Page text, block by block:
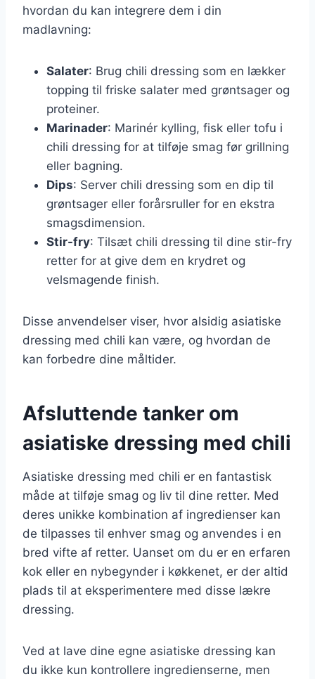
hvordan du kan integrere dem i din
madlavning:
Salater: Brug chili dressing som en lækker
topping til friske salater med grøntsager og
proteiner.
Marinader: Marinér kylling, fisk eller tofu i
chili dressing for at tilføje smag før grillning
eller bagning.
Dips: Server chili dressing som en dip til
grøntsager eller forårsruller for en ekstra
smagsdimension.
Stir-fry: Tilsæt chili dressing til dine stir-fry
retter for at give dem en krydret og
velsmagende finish.
Disse anvendelser viser, hvor alsidig asiatiske
dressing med chili kan være, og hvordan de
kan forbedre dine måltider.
Afsluttende tanker om
asiatiske dressing med chili
Asiatiske dressing med chili er en fantastisk
måde at tilføje smag og liv til dine retter. Med
deres unikke kombination af ingredienser kan
de tilpasses til enhver smag og anvendes i en
bred vifte af retter. Uanset om du er en erfaren
kok eller en nybegynder i køkkenet, er der altid
plads til at eksperimentere med disse lækre
dressing.
Ved at lave dine egne asiatiske dressing kan
du ikke kun kontrollere ingredienserne, men